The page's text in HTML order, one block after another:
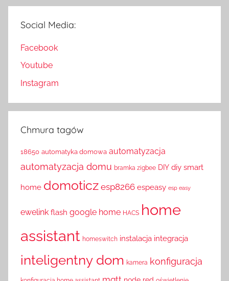
Social Media:
Facebook
Youtube
Instagram
Chmura tagów
18650 automatyka domowa automatyzacja
automatyzacja domu bramka zigbee DIY diy smart
home domoticz esp8266 espeasy esp easy
ewelink flash google home HACS home
assistant homeswitch instalacja integracja
inteligentny dom kamera konfiguracja